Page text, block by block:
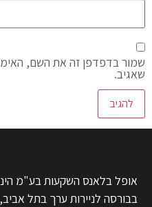
שמור בדפדפן זה את השם,
שאגיב.
אופל בלאנס השקעות בע"מ
בבורסה לניירות ערך בתל